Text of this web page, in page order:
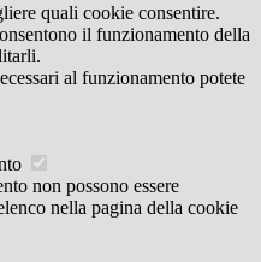
quali cookie consentire.
il funzionamento della
al funzionamento potete
non possono essere
nella pagina della cookie